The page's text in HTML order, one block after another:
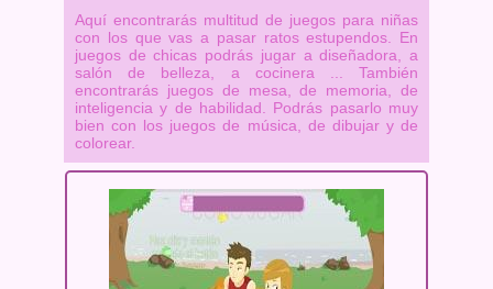
Aquí encontrarás multitud de juegos para niñas
con los que vas a pasar ratos estupendos. En
juegos de chicas podrás jugar a diseñadora, a
salón de belleza, a cocinera ... También
encontrarás juegos de mesa, de memoria, de
inteligencia y de habilidad. Podrás pasarlo muy
bien con los juegos de música, de dibujar y de
colorear.